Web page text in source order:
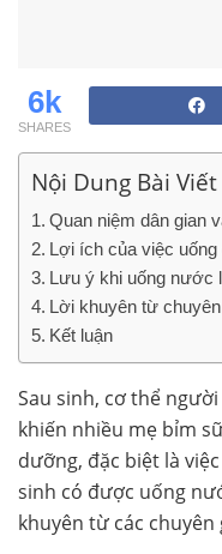
6k
SHARES
Nội Dung Bài Viết
Quan niệm dân gian
Lợi ích của việc
Lưu ý khi uống nước
Lời khuyên từ
Kết luận
Sau sinh, cơ thể
khiến nhiều mẹ bỉm
dưỡng, đặc biệt là
sinh có được uống
khuyên từ các chuyên